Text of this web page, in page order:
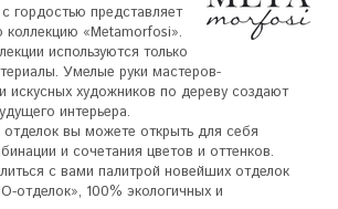
гордостью представляет
«Metamorfosi».
используются только
Умелые руки мастеров-
искусных художников по дереву создают
интерьера.
вы можете открыть для себя
и сочетания цветов и оттенков.
с вами палитрой новейших отделок
отделок», 100% экологичных и